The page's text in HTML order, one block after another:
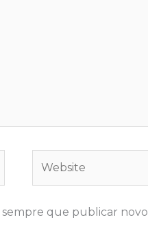
que publicar novo